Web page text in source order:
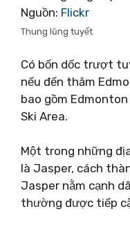
Nguồn: Flickr
Thung lũng tuyết
Có bốn dốc trượt
nếu đến thăm
bao gồm
Ski Area.
Một trong những
là Jasper, cách
Jasper nằm cạnh
thường được tiếp